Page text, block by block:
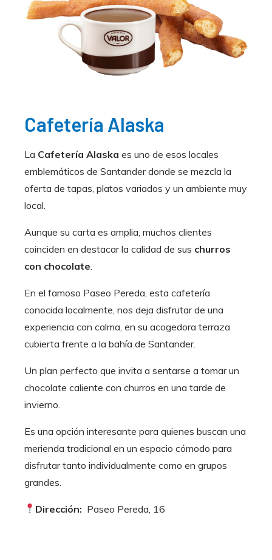
Cafetería Alaska
La Cafetería Alaska es uno de esos locales
emblemáticos de Santander donde se mezcla la
oferta de tapas, platos variados y un ambiente muy
local.
Aunque su carta es amplia, muchos clientes
coinciden en destacar la calidad de sus churros
con chocolate
En el famoso Paseo Pereda, esta cafetería
conocida localmente, nos deja disfrutar de una
experiencia con calma, en su acogedora terraza
cubierta frente a la bahía de Santander.
Un plan perfecto que invita a sentarse a tomar un
chocolate caliente con churros en una tarde de
invierno.
Es una opción interesante para quienes buscan una
merienda tradicional en un espacio cómodo para
disfrutar tanto individualmente como en grupos
grandes.
Dirección: Paseo Pereda, 16